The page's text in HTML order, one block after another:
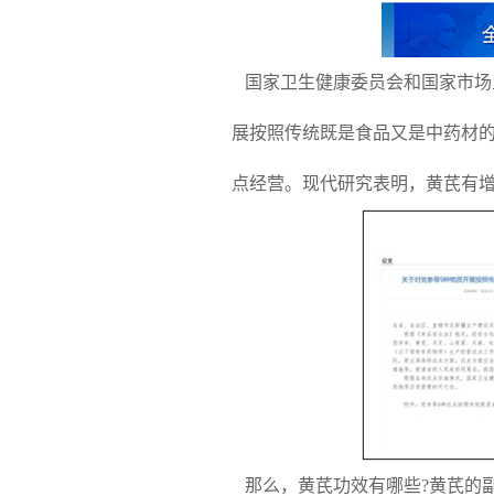
国家卫生健康委员会和国家市
展按照传统既是食品又是中药材
点经营。现代研究表明，黄芪有
那么，黄芪功效有哪些?黄芪的